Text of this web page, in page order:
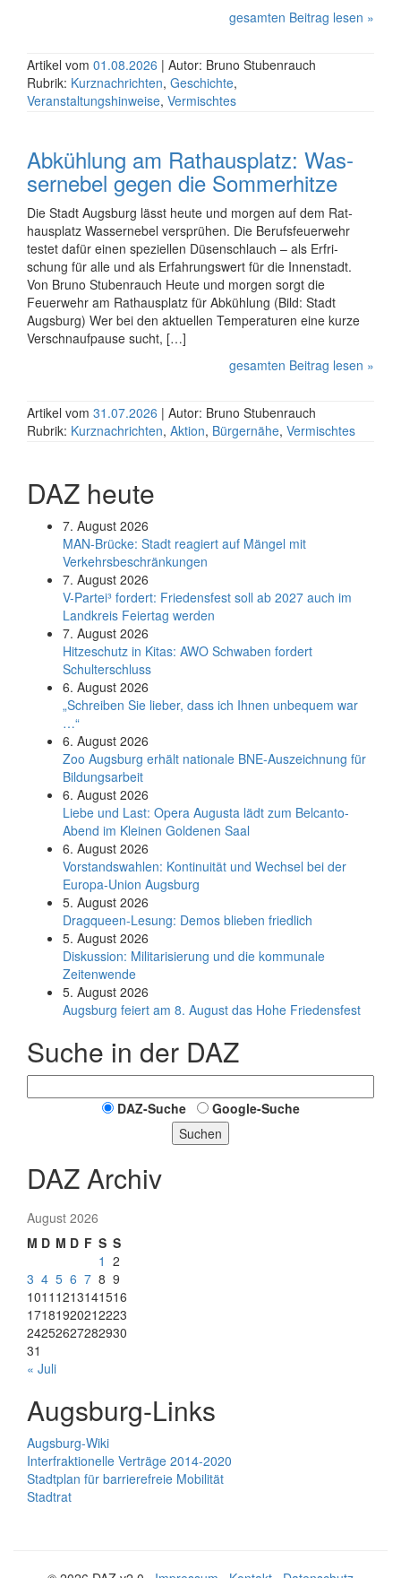
gesamten Beitrag lesen »
Artikel vom 01.08.2026 | Autor: Bruno Stubenrauch
Rubrik: Kurznachrichten, Geschichte,
Veranstaltungshinweise, Vermischtes
Ab­küh­lung am Rat­haus­platz: Was­
ser­nebel gegen die Som­mer­hit­ze
Die Stadt Augsburg lässt heute und morgen auf dem Rat­
haus­platz Was­ser­ne­bel ver­sprü­hen. Die Be­rufs­feu­er­wehr
testet dafür einen spe­zi­el­len Dü­sen­schlauch – als Er­fri­
schung für alle und als Er­fah­rungs­wert für die In­nen­stadt.
Von Bruno Stubenrauch Heute und morgen sorgt die
Feuerwehr am Rathausplatz für Abkühlung (Bild: Stadt
Augsburg) Wer bei den ak­tu­el­len Tem­pe­ra­tu­ren eine kurze
Ver­schnauf­pau­se sucht, […]
gesamten Beitrag lesen »
Artikel vom 31.07.2026 | Autor: Bruno Stubenrauch
Rubrik: Kurznachrichten, Aktion, Bürgernähe, Vermischtes
DAZ heute
7. August 2026
MAN-Brücke: Stadt reagiert auf Mängel mit
Verkehrsbeschränkungen
7. August 2026
V-Partei­³ fordert: Friedens­fest soll ab 2027 auch im
Land­kreis Feier­tag werden
7. August 2026
Hitzeschutz in Kitas: AWO Schwaben fordert
Schulterschluss
6. August 2026
„Schreiben Sie lieber, dass ich Ihnen unbequem war
…“
6. August 2026
Zoo Augsburg erhält nationale BNE-Auszeichnung für
Bildungsarbeit
6. August 2026
Liebe und Last: Opera Augusta lädt zum Belcanto-
Abend im Kleinen Goldenen Saal
6. August 2026
Vorstandswahlen: Kontinuität und Wechsel bei der
Europa-Union Augsburg
5. August 2026
Dragqueen-Lesung: Demos blieben friedlich
5. August 2026
Diskussion: Mi­li­ta­ri­sie­rung und die kommunale
Zeitenwende
5. August 2026
Augsburg feiert am 8. August das Hohe Friedensfest
Suche in der DAZ
DAZ-Suche
Google-Suche
Suchen
DAZ Archiv
August 2026
M D M D F S S
1 2
3 4 5 6 7 8 9
1011 1213141516
17181920212223
24252627282930
31
« Juli
Augsburg-Links
Augsburg-Wiki
Interfraktionelle Verträge 2014-2020
Stadtplan für barrierefreie Mobilität
Stadtrat